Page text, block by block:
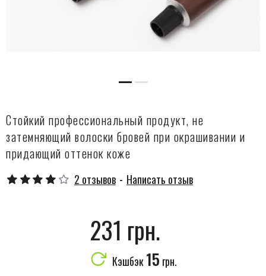
Стойкий профессиональный продукт, не
затемняющий волоски бровей при окрашивании и
придающий оттенок коже
2 отзывов - Написать отзыв
231 грн.
Кэшбэк15 грн.